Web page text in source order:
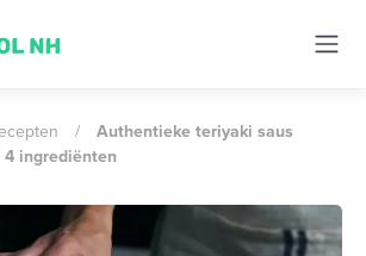
/
Authentieke teriyaki saus
ingrediënten